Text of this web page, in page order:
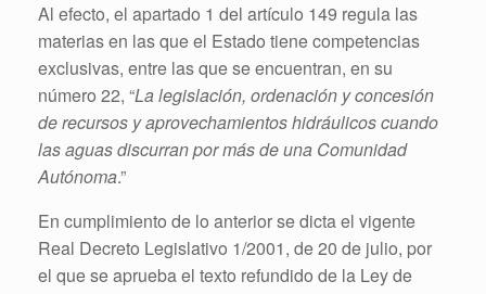
Al efecto, el apartado 1 del artículo 149 regula las
materias en las que el Estado tiene competencias
exclusivas, entre las que se encuentran, en su
número 22, “La legislación, ordenación y concesión
de recursos y aprovechamientos hidráulicos cuando
las aguas discurran por más de una Comunidad
Autónoma.”
En cumplimiento de lo anterior se dicta el vigente
Real Decreto Legislativo 1/2001, de 20 de julio, por
el que se aprueba el texto refundido de la Ley de